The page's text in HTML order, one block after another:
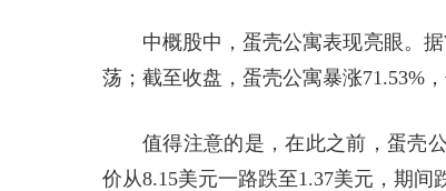
中概股中，蛋壳公寓表现亮眼。
荡；截至收盘，蛋壳公寓暴涨71.53%
值得注意的是，在此之前，蛋壳
价从8.15美元一路跌至1.37美元，期间